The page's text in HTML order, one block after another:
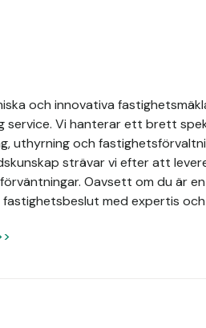
och innovativa
service. Vi hanterar ett brett
uthyrning och
strävar vi efter att
Oavsett om du är
med expertis och